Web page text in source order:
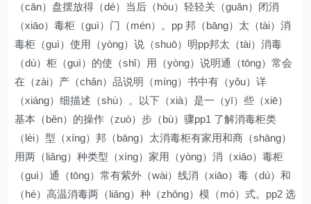
（cān）盘摆放得（dé）当后（hòu）轻轻关（guān）闭消
（xiāo）毒柜（guì）门（mén）。pp 邦（bāng）太（tài）消
毒柜（guì）使用（yòng）说（shuō）明pp邦太（tài）消毒
（dú）柜（guì）的使（shǐ）用（yòng）说明通（tōng）常会
在（zài）产（chǎn）品说明（míng）书中有（yǒu）详
（xiáng）细描述（shù）。以下（xià）是一（yī）些（xiē）
基本（běn）的操作（zuò）步（bù）骤pp1 了解消毒柜类
（lèi）型（xíng）邦（bāng）太消毒柜有家用和商（shāng）
用两（liǎng）种类型（xíng）家用（yòng）消（xiāo）毒柜
（guì）通（tōng）常有紫外（wài）线消（xiāo）毒（dú）和
（hé）高温消毒两（liǎng）种（zhǒng）模（mó）式。pp2 选